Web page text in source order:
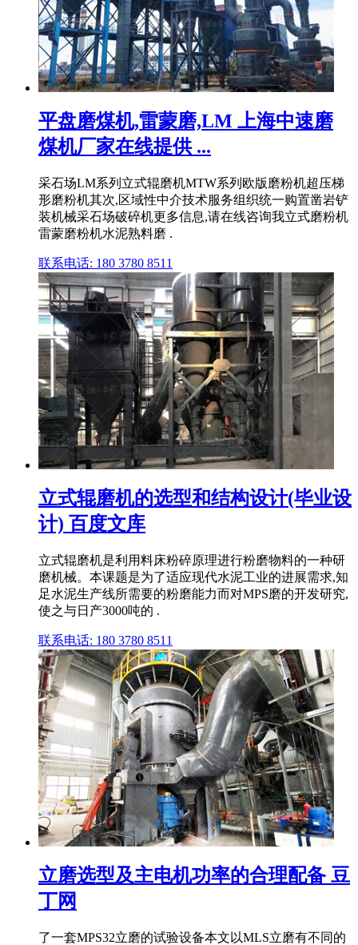
平盘磨煤机,雷蒙磨,LM 上海中速磨
煤机厂家在线提供 ...
采石场LM系列立式辊磨机MTW系列欧版磨粉机超压梯
形磨粉机其次,区域性中介技术服务组织统一购置凿岩铲
装机械采石场破碎机更多信息,请在线咨询我立式磨粉机
雷蒙磨粉机水泥熟料磨 .
联系电话: 180 3780 8511
立式辊磨机的选型和结构设计(毕业设
计) 百度文库
立式辊磨机是利用料床粉碎原理进行粉磨物料的一种研
磨机械。本课题是为了适应现代水泥工业的进展需求,知
足水泥生产线所需要的粉磨能力而对MPS磨的开发研究,
使之与日产3000吨的 .
联系电话: 180 3780 8511
立磨选型及主电机功率的合理配备 豆
丁网
了一套MPS32立磨的试验设备本文以MLS立磨有不同的